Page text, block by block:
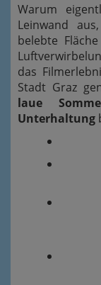
Warum
Leinwand
belebte
das
Stadt Graz
laue
Unterhaltung